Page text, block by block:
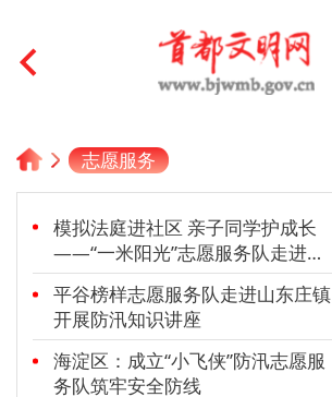
首页
文明创建
文明实践
文明培育
未成年人思想道德建设
志愿服务
模拟法庭进社区 亲子同学护成长
——“一米阳光”志愿服务队走进邑
上原著社区
平谷榜样志愿服务队走进山东庄镇
开展防汛知识讲座
海淀区：成立“小飞侠”防汛志愿服
务队筑牢安全防线